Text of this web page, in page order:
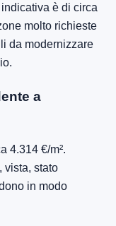
è di circa
molto richieste
da modernizzare
a
4.314 €/m².
vista, stato
in modo